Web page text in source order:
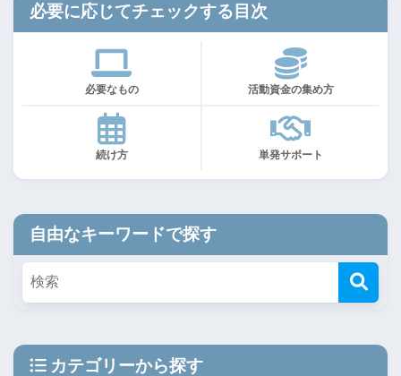
必要に応じてチェックする目次
必要なもの 活動資金の集め方
続け方 単発サポート
自由なキーワードで探す
カテゴリーから探す